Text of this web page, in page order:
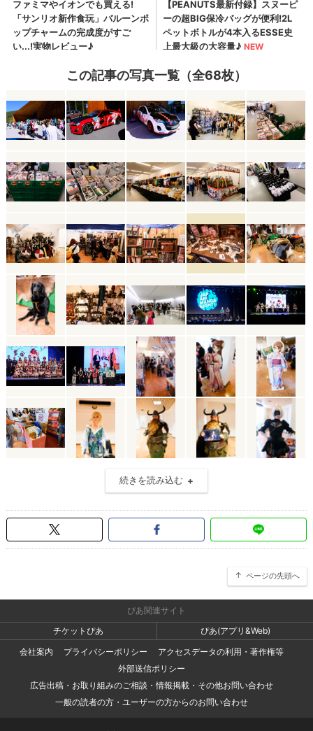
この記事の写真一覧（全68枚）
続きを読み込む
ページの先頭へ
ぴあ関連サイト
チケットぴあ
ぴあ(アプリ&Web)
会社案内
プライバシーポリシー
アクセスデータの利用・著作権等
外部送信ポリシー
広告出稿・お取り組みのご相談・情報掲載・その他お問い合わせ
一般の読者の方・ユーザーの方からのお問い合わせ